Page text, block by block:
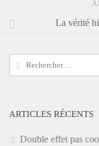
La vérité
Rechercher :
ARTICLES RÉCENTS
Double effet pas